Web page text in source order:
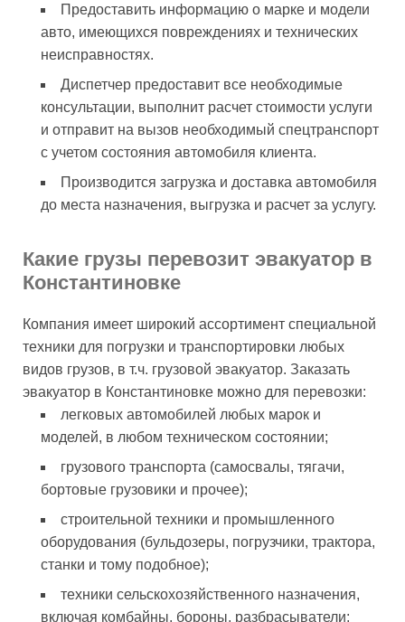
Предоставить информацию о марке и модели
авто, имеющихся повреждениях и технических
неисправностях.
Диспетчер предоставит все необходимые
консультации, выполнит расчет стоимости услуги
и отправит на вызов необходимый спецтранспорт
с учетом состояния автомобиля клиента.
Производится загрузка и доставка автомобиля
до места назначения, выгрузка и расчет за услугу.
Какие грузы перевозит эвакуатор в
Константиновке
Компания имеет широкий ассортимент специальной
техники для погрузки и транспортировки любых
видов грузов, в т.ч. грузовой эвакуатор. Заказать
эвакуатор в Константиновке можно для перевозки:
легковых автомобилей любых марок и
моделей, в любом техническом состоянии;
грузового транспорта (самосвалы, тягачи,
бортовые грузовики и прочее);
строительной техники и промышленного
оборудования (бульдозеры, погрузчики, трактора,
станки и тому подобное);
техники сельскохозяйственного назначения,
включая комбайны, бороны, разбрасыватели;